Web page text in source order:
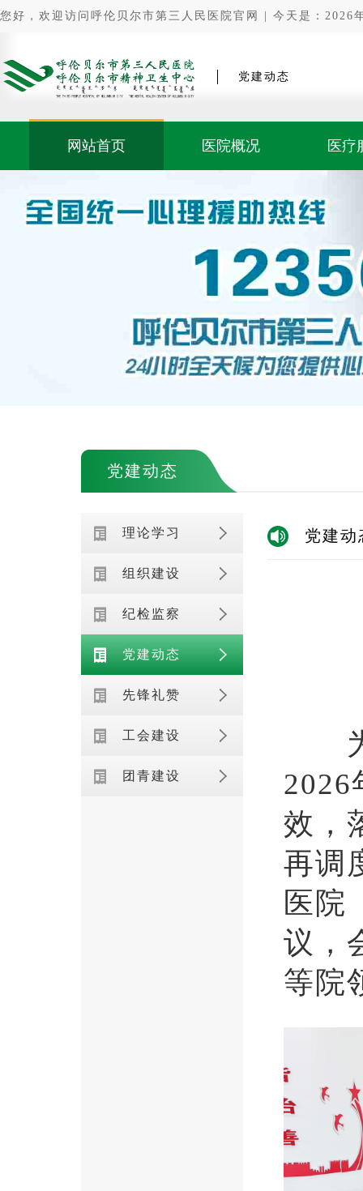
您好，欢迎访问呼伦贝尔市第三人民医院官网 | 今天是：2026
党建动态
网站首页 医院概况 医疗
党建动态
理论学习
组织建设
纪检监察
党建动态
先锋礼赞
工会建设
团青建设
党建动
为
2026
效，
再调
医院
议，
等院